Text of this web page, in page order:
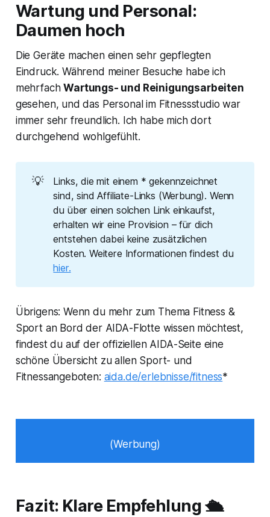
Wartung und Personal:
Daumen hoch
Die Geräte machen einen sehr gepflegten
Eindruck. Während meiner Besuche habe ich
mehrfachWartungs- und Reinigungsarbeiten
gesehen, und das Personal im Fitnessstudio war
immer sehr freundlich. Ich habe mich dort
durchgehend wohlgefühlt.
💡
Links, die mit einem * gekennzeichnet
sind, sind Affiliate-Links (Werbung). Wenn
du über einen solchen Link einkaufst,
erhalten wir eine Provision – für dich
entstehen dabei keine zusätzlichen
Kosten. Weitere Informationen findest du
hier.
Übrigens: Wenn du mehr zum Thema Fitness &
Sport an Bord der AIDA-Flotte wissen möchtest,
findest du auf der offiziellen AIDA-Seite eine
schöne Übersicht zu allen Sport- und
Fitnessangeboten: aida.de/erlebnisse/fitness*
(Werbung)
Fazit: Klare Empfehlung 🛳️